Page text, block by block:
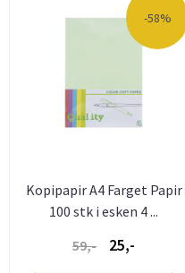
-58%
Kopipapir A4 Farget Papir
100 stk i esken 4 ...
59,-
25,-